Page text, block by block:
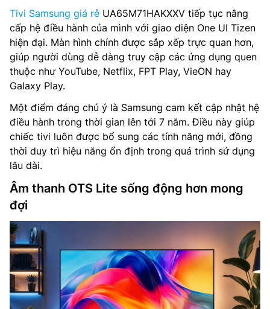
Tivi Samsung giá rẻ UA65M71HAKXXV tiếp tục nâng
cấp hệ điều hành của mình với giao diện One UI Tizen
hiện đại. Màn hình chính được sắp xếp trực quan hơn,
giúp người dùng dễ dàng truy cập các ứng dụng quen
thuộc như YouTube, Netflix, FPT Play, VieON hay
Galaxy Play.
Một điểm đáng chú ý là Samsung cam kết cập nhật hệ
điều hành trong thời gian lên tới 7 năm. Điều này giúp
chiếc tivi luôn được bổ sung các tính năng mới, đồng
thời duy trì hiệu năng ổn định trong quá trình sử dụng
lâu dài.
Âm thanh OTS Lite sống động hơn mong
đợi